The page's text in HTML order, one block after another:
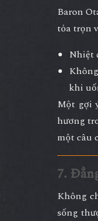
Baron
tỏa trọn
Nhiệt
khi
Một gợi
hương
một câu
7.
Không
sống